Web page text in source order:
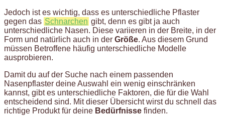
Jedoch ist es wichtig, dass es unterschiedliche Pflaster
gegen das Schnarchen gibt, denn es gibt ja auch
unterschiedliche Nasen. Diese variieren in der Breite, in der
Form und natürlich auch in der Größe. Aus diesem Grund
müssen Betroffene häufig unterschiedliche Modelle
ausprobieren.
Damit du auf der Suche nach einem passenden
Nasenpflaster deine Auswahl ein wenig einschränken
kannst, gibt es unterschiedliche Faktoren, die für die Wahl
entscheidend sind. Mit dieser Übersicht wirst du schnell das
richtige Produkt für deine Bedürfnisse finden.